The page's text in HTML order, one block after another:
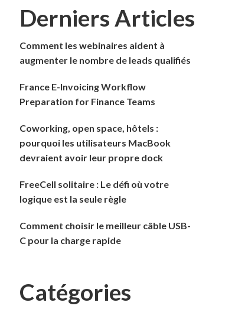
Derniers Articles
Comment les webinaires aident à
augmenter le nombre de leads qualifiés
France E-Invoicing Workflow
Preparation for Finance Teams
Coworking, open space, hôtels :
pourquoi les utilisateurs MacBook
devraient avoir leur propre dock
FreeCell solitaire : Le défi où votre
logique est la seule règle
Comment choisir le meilleur câble USB-
C pour la charge rapide
Catégories